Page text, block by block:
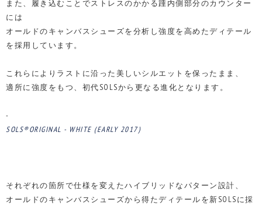
また、履き込むことでストレスのかかる踵内側部分のカウンター
には
オールドのキャンバスシューズを分析し強度を高めたディテール
を採用しています。
これらによりラストに沿った美しいシルエットを保ったまま、
適所に強度をもつ、初代SOLSから更なる進化となります。
-
SOLS®ORIGINAL - WHITE (EARLY 2017)
それぞれの箇所で仕様を変えたハイブリッドなパターン設計、
オールドのキャンバスシューズから得たディテールを新SOLSに採